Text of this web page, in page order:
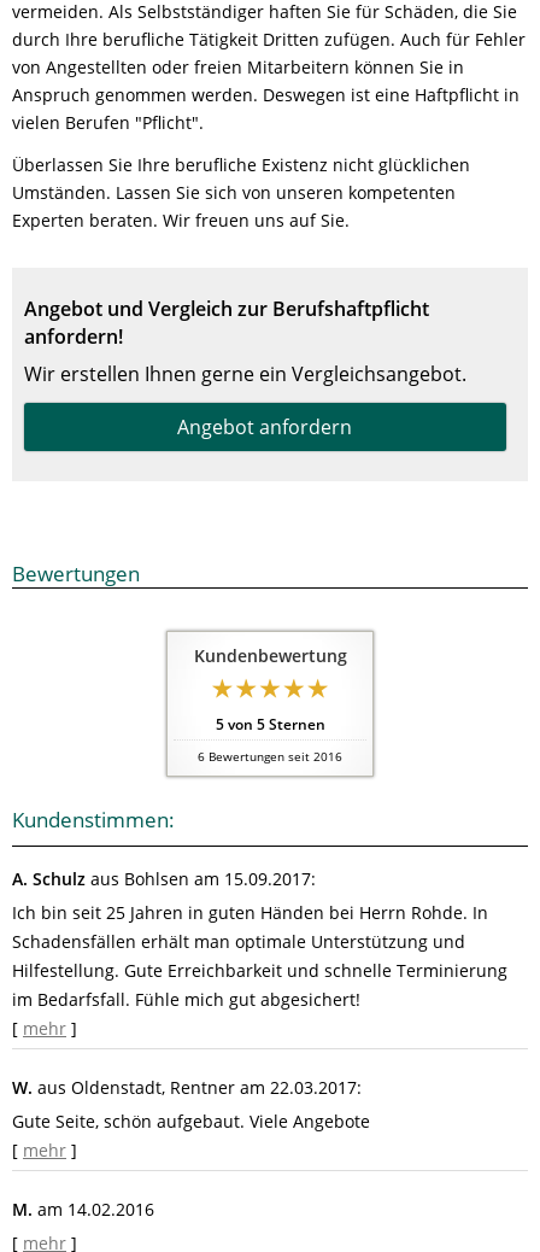
vermeiden. Als Selbstständiger haften Sie für Schäden, die Sie
durch Ihre berufliche Tätigkeit Dritten zufügen. Auch für Fehler
von Angestellten oder freien Mitarbeitern können Sie in
Anspruch genommen werden. Deswegen ist eine Haftpflicht in
vielen Berufen "Pflicht".
Überlassen Sie Ihre berufliche Existenz nicht glücklichen
Umständen. Lassen Sie sich von unseren kompetenten
Experten beraten. Wir freuen uns auf Sie.
Angebot und Vergleich zur Berufshaftpflicht
anfordern!
Wir erstellen Ihnen gerne ein Vergleichsangebot.
Angebot anfordern
Bewertungen
Kundenbewertung
5von 5Sternen
6 Bewertungen seit 2016
Kundenstimmen:
A. Schulz aus Bohlsen am 15.09.2017:
Ich bin seit 25 Jahren in guten Händen bei Herrn Rohde. In
Schadensfällen erhält man optimale Unterstützung und
Hilfestellung. Gute Erreichbarkeit und schnelle Terminierung
im Bedarfsfall. Fühle mich gut abgesichert!
[ mehr ]
W. aus Oldenstadt, Rentner am 22.03.2017:
Gute Seite, schön aufgebaut. Viele Angebote
[ mehr ]
M. am 14.02.2016
[ mehr ]